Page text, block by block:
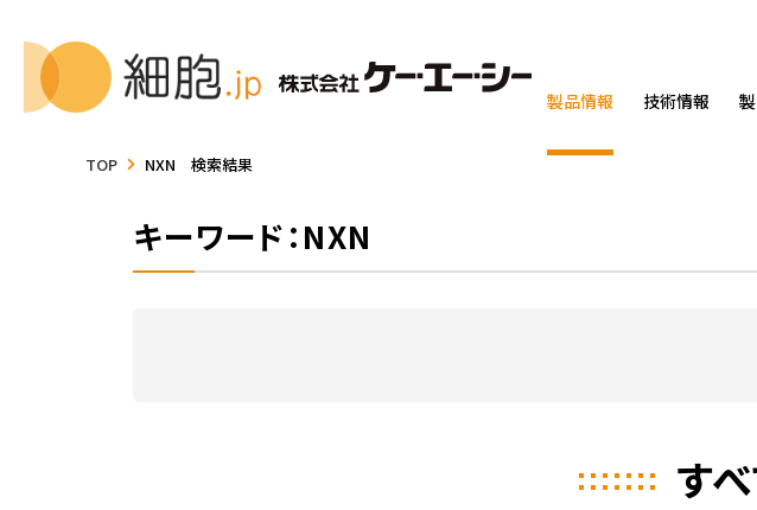
製品情報 技術情報
TOP NXN 検索結果
キーワード：NXN
す